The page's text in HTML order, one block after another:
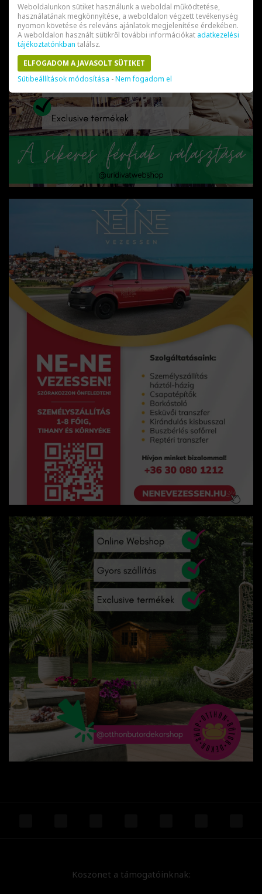
Köszönet a támogatóinknak:
Weboldalunkon sütiket használunk a weboldal működtetése,
használatának megkönnyítése, a weboldalon végzett tevékenység
nyomon követése és releváns ajánlatok megjelenítése érdekében.
A weboldalon használt sütikről további információkat adatkezelési
tájékoztatónkban találsz.
ELFOGADOM A JAVASOLT SÜTIKET
Sütibeállítások módosítása -Nem fogadom el